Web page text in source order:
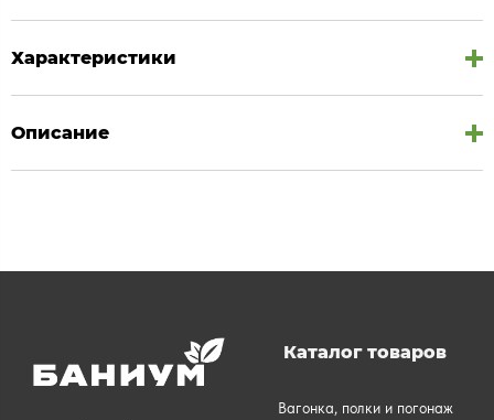
Характеристики
Описание
Каталог товаров
Вагонка, полки и погонаж